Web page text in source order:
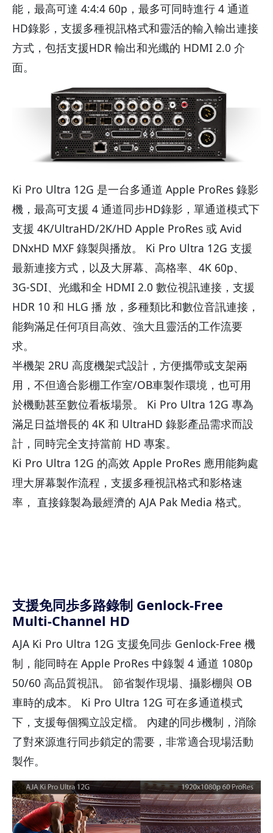
能，最高可達 4:4:4 60p，最多可同時進行 4 通道
HD錄影，支援多種視訊格式和靈活的輸入輸出連接
方式，包括支援HDR 輸出和光纖的 HDMI 2.0 介
面。
Ki Pro Ultra 12G 是一台多通道 Apple ProRes 錄影
機，最高可支援 4 通道同步HD錄影，單通道模式下
支援 4K/UltraHD/2K/HD Apple ProRes 或 Avid
DNxHD MXF 錄製與播放。 Ki Pro Ultra 12G 支援
最新連接方式，以及大屏幕、高格率、4K 60p、
3G-SDI、光纖和全 HDMI 2.0 數位視訊連接，支援
HDR 10 和 HLG 播 放，多種類比和數位音訊連接，
能夠滿足任何項目高效、強大且靈活的工作流要
求。
半機架 2RU 高度機架式設計，方便攜帶或支架兩
用，不但適合影棚工作室/OB車製作環境，也可用
於機動甚至數位看板場景。 Ki Pro Ultra 12G 專為
滿足日益增長的 4K 和 UltraHD 錄影產品需求而設
計，同時完全支持當前 HD 專案。
Ki Pro Ultra 12G 的高效 Apple ProRes 應用能夠處
理大屏幕製作流程，支援多種視訊格式和影格速
率， 直接錄製為最經濟的 AJA Pak Media 格式。
支援免同歩多路錄制 Genlock-Free
Multi-Channel HD
AJA Ki Pro Ultra 12G 支援免同歩 Genlock-Free 機
制，能同時在 Apple ProRes 中錄製 4 通道 1080p
50/60 高品質視訊。 節省製作現場、攝影棚與 OB
車時的成本。 Ki Pro Ultra 12G 可在多通道模式
下，支援每個獨立設定檔。 內建的同步機制，消除
了對來源進行同步鎖定的需要，非常適合現場活動
製作。